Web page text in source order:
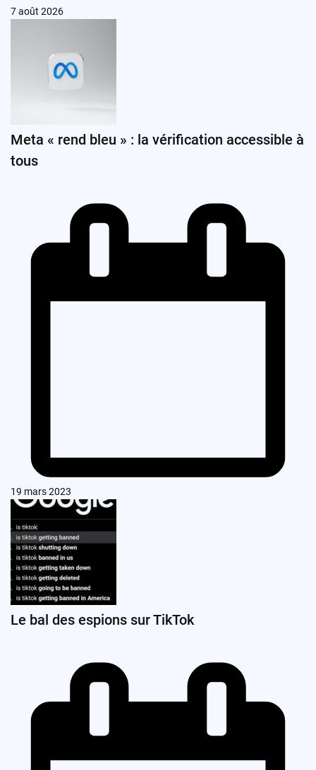
7 août 2026
Meta « rend bleu » : la vérification accessible à
tous
19 mars 2023
Le bal des espions sur TikTok